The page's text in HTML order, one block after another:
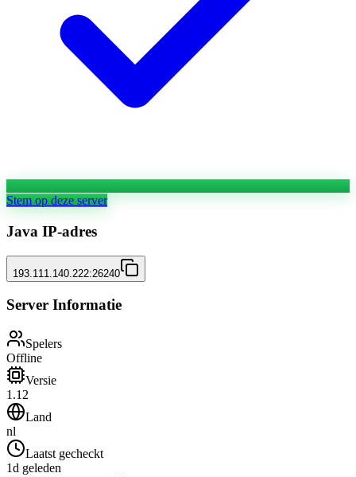
Stem op deze server
Java IP-adres
193.111.140.222:26240
Server Informatie
Spelers
Offline
Versie
1.12
Land
nl
Laatst gecheckt
1d geleden